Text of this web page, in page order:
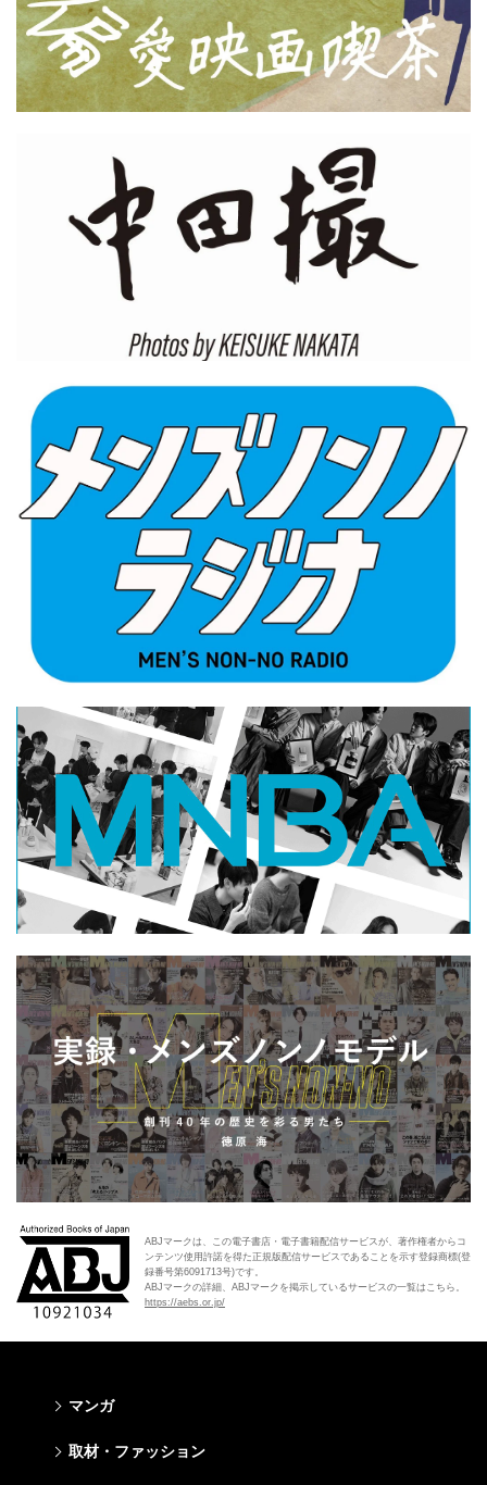
ABJマークは、この電子書店・電子書籍配信サービスが、著作権者からコ
ンテンツ使用許諾を得た正規版配信サービスであることを示す登録商標(登
録番号第6091713号)です。
ABJマークの詳細、ABJマークを掲示しているサービスの一覧はこちら。
https://aebs.or.jp/
マンガ
取材・ファッション